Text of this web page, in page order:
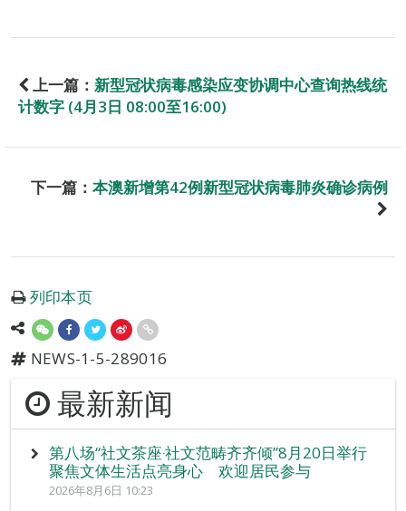
上一篇： 新型冠状病毒感染应变协调中心查询热线统
计数字 (4月3日 08:00至16:00)
下一篇： 本澳新增第42例新型冠状病毒肺炎确诊病例
列印本页
NEWS-1-5-289016
最新新闻
第八场“社文茶座‧社文范畴齐齐倾”8月20日举行
聚焦文体生活点亮身心 欢迎居民参与
2026年8月6日 10:23